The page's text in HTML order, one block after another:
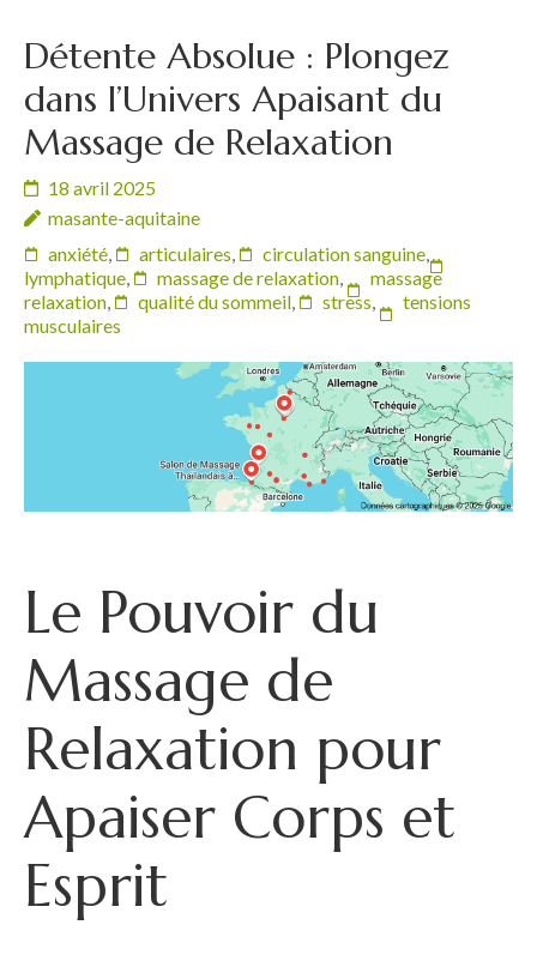
Détente Absolue : Plongez
dans l’Univers Apaisant du
Massage de Relaxation
18 avril 2025
masante-aquitaine
anxiété, articulaires, circulation sanguine,
lymphatique, massage de relaxation,
massage
relaxation, qualité du sommeil, stress,
tensions
musculaires
Le Pouvoir du
Massage de
Relaxation pour
Apaiser Corps et
Esprit